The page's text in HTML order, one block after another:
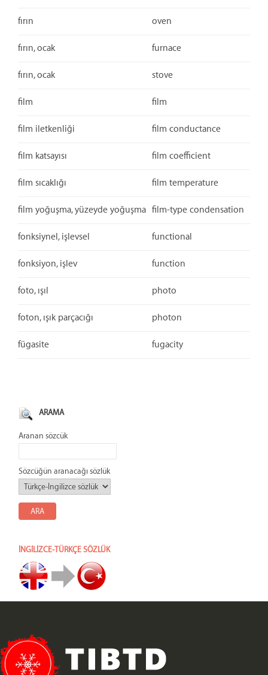
fırın oven
fırın, ocak furnace
fırın, ocak stove
film film
film iletkenliği film conductance
film katsayısı film coefficient
film sıcaklığı film temperature
film yoğuşma, yüzeyde yoğuşma film-type condensation
fonksiynel, işlevsel functional
fonksiyon, işlev function
foto, ışıl photo
foton, ışık parçacığı photon
fügasite fugacity
ARAMA
Aranan sözcük
Sözcüğün aranacağı sözlük
İNGİLİZCE-TÜRKÇE SÖZLÜK